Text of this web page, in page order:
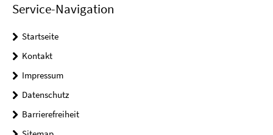
Service-Navigation
Startseite
Kontakt
Impressum
Datenschutz
Barrierefreiheit